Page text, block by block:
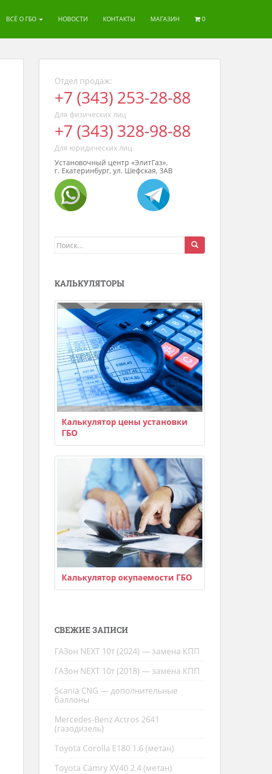
ВСЁ О ГБО НОВОСТИ КОНТАКТЫ МАГАЗИН 0
Отдел продаж:
+7 (343) 253-28-88
Для физических лиц
+7 (343) 328-98-88
Для юридических лиц
Установочный центр «ЭлитГаз»,
г. Екатеринбург, ул. Шефская, 3АВ
Поиск
КАЛЬКУЛЯТОРЫ
Калькулятор цены установки
ГБО
Калькулятор окупаемости ГБО
СВЕЖИЕ ЗАПИСИ
ГАЗон NEXT 10т (2024) — замена КПП
ГАЗон NEXT 10т (2018) — замена КПП
Scania CNG — дополнительные
баллоны
Mercedes-Benz Actros 2641
(газодизель)
Toyota Corolla E180 1.6 (метан)
Toyota Camry XV40 2.4 (метан)